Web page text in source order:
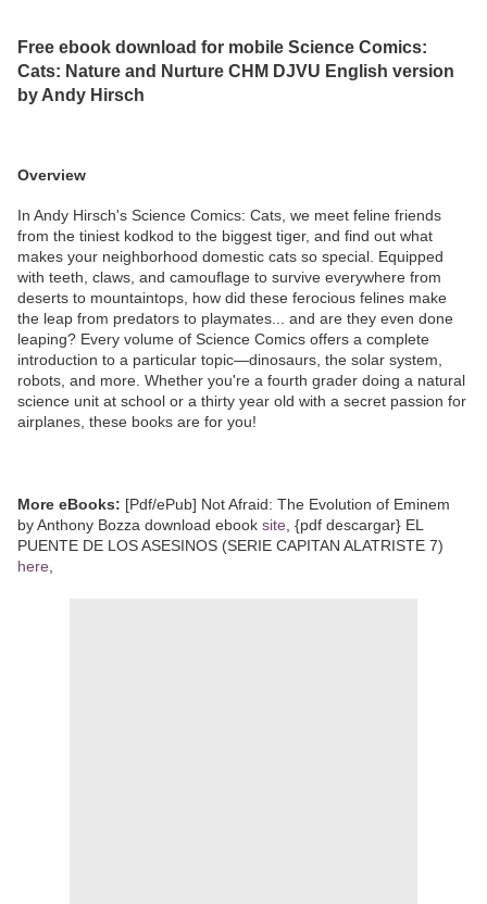
Free ebook download for mobile Science Comics:
Cats: Nature and Nurture CHM DJVU English version
by Andy Hirsch
Overview
In Andy Hirsch's Science Comics: Cats, we meet feline friends
from the tiniest kodkod to the biggest tiger, and find out what
makes your neighborhood domestic cats so special. Equipped
with teeth, claws, and camouflage to survive everywhere from
deserts to mountaintops, how did these ferocious felines make
the leap from predators to playmates... and are they even done
leaping? Every volume of Science Comics offers a complete
introduction to a particular topic—dinosaurs, the solar system,
robots, and more. Whether you're a fourth grader doing a natural
science unit at school or a thirty year old with a secret passion for
airplanes, these books are for you!
More eBooks: [Pdf/ePub] Not Afraid: The Evolution of Eminem
by Anthony Bozza download ebook site , {pdf descargar} EL
PUENTE DE LOS ASESINOS (SERIE CAPITAN ALATRISTE 7)
here